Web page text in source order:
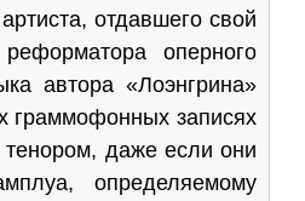
отдавшего свой
оперного
автора «Лоэнгрина»
граммофонных записях
тенором, даже если они
определяемому